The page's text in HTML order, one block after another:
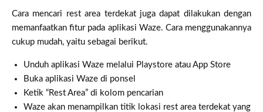
Cara mencari rest area terdekat juga dapat dilakukan dengan
memanfaatkan fitur pada aplikasi Waze. Cara menggunakannya
cukup mudah, yaitu sebagai berikut.
Unduh aplikasi Waze melalui Playstore atau App Store
Buka aplikasi Waze di ponsel
Ketik “Rest Area” di kolom pencarian
Waze akan menampilkan titik lokasi rest area terdekat yang